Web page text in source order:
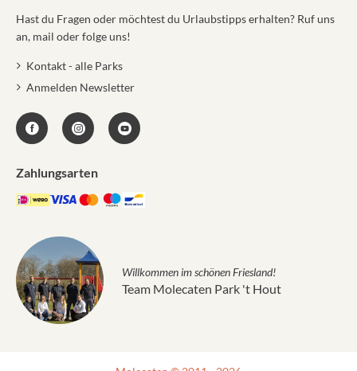
Hast du Fragen oder möchtest du Urlaubstipps erhalten? Ruf uns
an, mail oder folge uns!
Kontakt - alle Parks
Anmelden Newsletter
Zahlungsarten
Willkommen im schönen Friesland!
Team Molecaten Park 't Hout